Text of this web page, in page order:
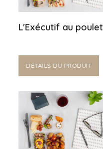
L'Exécutif au poulet
DÉTAILS DU PRODUIT